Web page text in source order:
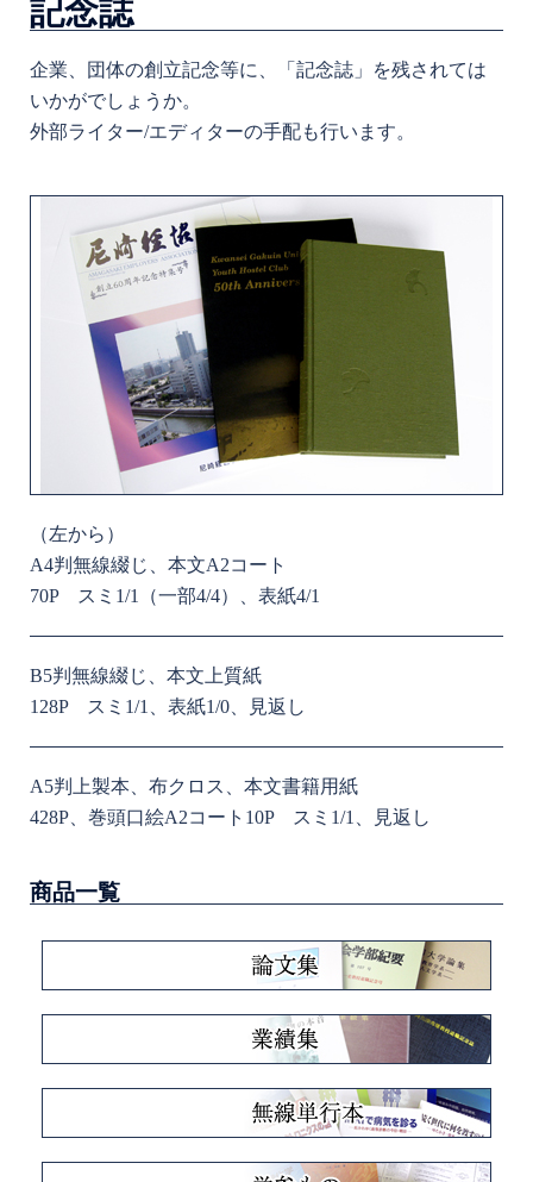
記念誌
企業、団体の創立記念等に、「記念誌」を残されては
いかがでしょうか。
外部ライター/エディターの手配も行います。
（左から）
A4判無線綴じ、本文A2コート
70P スミ1/1（一部4/4）、表紙4/1
B5判無線綴じ、本文上質紙
128P スミ1/1、表紙1/0、見返し
A5判上製本、布クロス、本文書籍用紙
428P、巻頭口絵A2コート10P スミ1/1、見返し
商品一覧